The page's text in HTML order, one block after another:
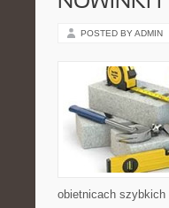
POSTED BY ADMIN
obietnicach